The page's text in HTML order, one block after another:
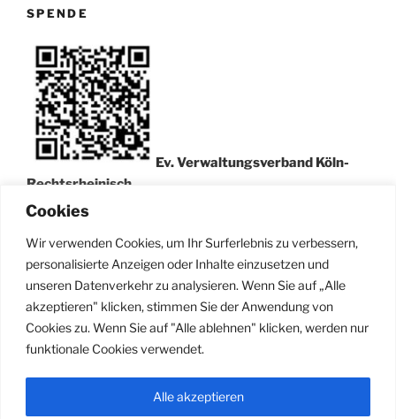
Cookies
Wir verwenden Cookies, um Ihr Surferlebnis zu verbessern,
personalisierte Anzeigen oder Inhalte einzusetzen und
unseren Datenverkehr zu analysieren. Wenn Sie auf „Alle
akzeptieren" klicken, stimmen Sie der Anwendung von
Cookies zu. Wenn Sie auf "Alle ablehnen" klicken, werden nur
funktionale Cookies verwendet.
Alle akzeptieren
SPENDE
Ev. Verwaltungsverband Köln-
Rechtsrheinisch
IBAN: DE63 3705 0299 0311 0013 58
Kreissparkasse Köln
Bitte Verwendungszweck angeben.
[ Zur Spenden Info-Seite… ]